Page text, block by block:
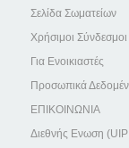
Σελίδα Σωματείων
Χρήσιμοι Σύνδεσμοι
Για Ενοικιαστές
Προσωπικά
ΕΠΙΚΟΙΝΩΝΙΑ
Διεθνής Ενωση